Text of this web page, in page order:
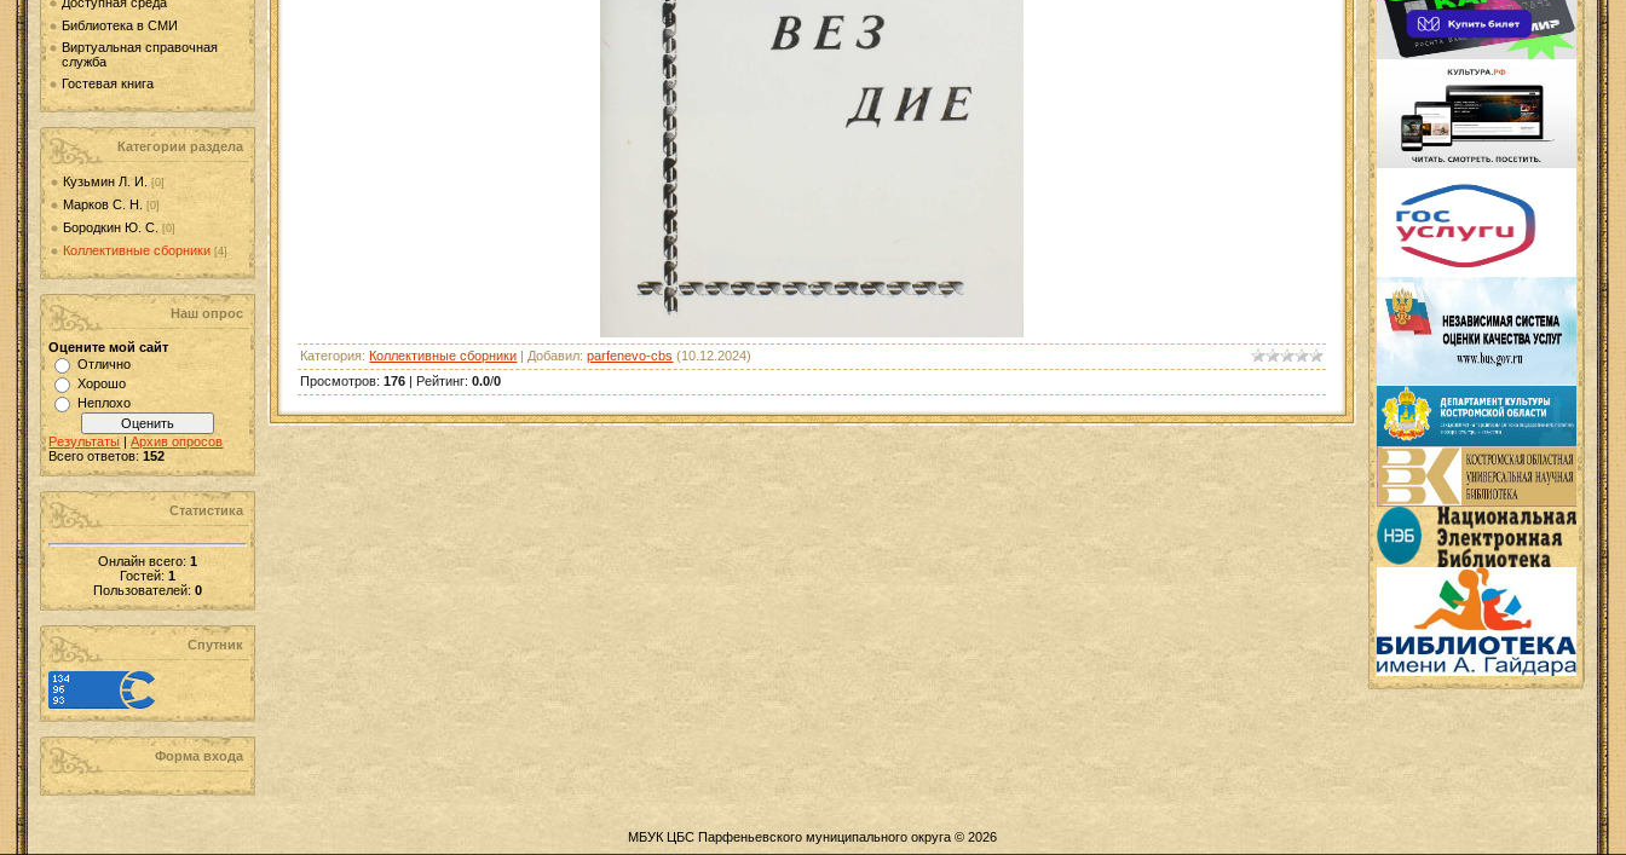
Библиотека в СМИ
Виртуальная справочная
служба
Гостевая книга
Категории раздела
Кузьмин Л. И. [0]
Марков С. Н. [0]
Бородкин Ю. С. [0]
Коллективные сборники [4]
Наш опрос
Оцените мой сайт
Отлично
Хорошо
Неплохо
Результаты |Архив опросов
Всего ответов:152
Статистика
Онлайн всего:1
Гостей:1
Пользователей:0
Спутник
Форма входа
Категория:Коллективные сборники | Добавил:parfenevo-cbs (10.12.2024)
Просмотров:176 | Рейтинг:0.0/0
МБУК ЦБС Парфеньевского муниципального округа © 2026